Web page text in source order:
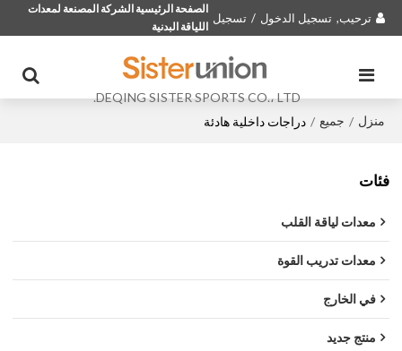
ترحيب, تسجيل الدخول / تسجيل
الصفحة الرئيسية الشركة المصنعة لمعدات
اللياقة البدنية
DEQING SISTER SPORTS CO.، LTD.
منزل / جميع / دراجات داخلية هادئة
فئات
معدات لياقة القلب
معدات تدريب القوة
في الخارج
منتج جديد